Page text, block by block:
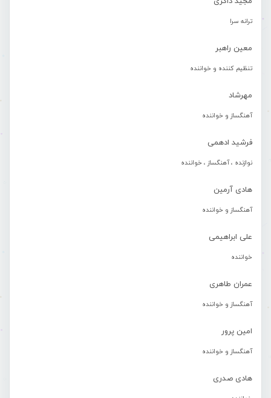
ترانه سرا
معین راهبر
تنظیم کننده و خواننده
مهرشاد
آهنگساز و خواننده
فرشید ادهمی
نوازنده ، آهنگساز ، خواننده
هادی آرمین
آهنگساز و خواننده
علی ابراهیمی
خواننده
عمران طاهری
آهنگساز و خواننده
امین پرور
آهنگساز و خواننده
هادی صدری